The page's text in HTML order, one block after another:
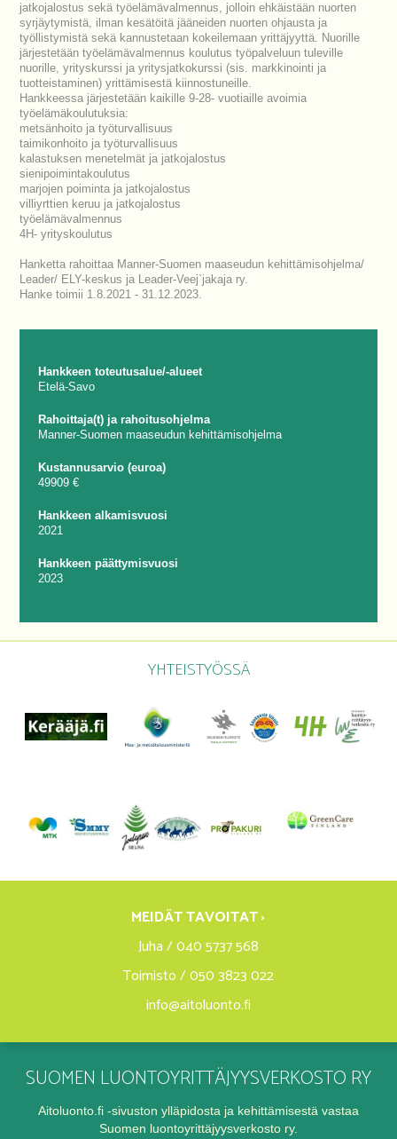
jatkojalostus sekä työelämävalmennus, jolloin ehkäistään nuorten
syrjäytymistä, ilman kesätöitä jääneiden nuorten ohjausta ja
työllistymistä sekä kannustetaan kokeilemaan yrittäjyyttä. Nuorille
järjestetään työelämävalmennus koulutus työpalveluun tuleville
nuorille, yrityskurssi ja yritysjatkokurssi (sis. markkinointi ja
tuotteistaminen) yrittämisestä kiinnostuneille.
Hankkeessa järjestetään kaikille 9-28- vuotiaille avoimia
työelämäkoulutuksia:
metsänhoito ja työturvallisuus
taimikonhoito ja työturvallisuus
kalastuksen menetelmät ja jatkojalostus
sienipoimintakoulutus
marjojen poiminta ja jatkojalostus
villiyrttien keruu ja jatkojalostus
työelämävalmennus
4H- yrityskoulutus
Hanketta rahoittaa Manner-Suomen maaseudun kehittämisohjelma/
Leader/ ELY-keskus ja Leader-Veej`jakaja ry.
Hanke toimii 1.8.2021 - 31.12.2023.
Hankkeen toteutusalue/-alueet
Etelä-Savo
Rahoittaja(t) ja rahoitusohjelma
Manner-Suomen maaseudun kehittämisohjelma
Kustannusarvio (euroa)
49909 €
Hankkeen alkamisvuosi
2021
Hankkeen päättymisvuosi
2023
YHTEISTYÖSSÄ
MEIDÄT TAVOITAT ›
Juha / 040 5737 568
Toimisto / 050 3823 022
info@aitoluonto.fi
SUOMEN LUONTOYRITTÄJYYSVERKOSTO RY
Aitoluonto.fi -sivuston ylläpidosta ja kehittämisestä vastaa
Suomen luontoyrittäjyysverkosto ry.